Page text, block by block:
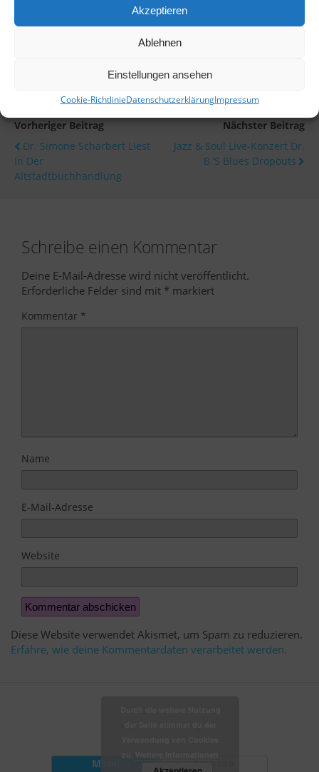
Akzeptieren
Ablehnen
Einstellungen ansehen
Cookie-RichtlinieDatenschutzerklärungImpressum
Vorheriger Beitrag
Dr. Simone Scharbert Liest
In Der
Altstadtbuchhandlung
Nächster Beitrag
Jazz & Soul Live-Konzert Dr.
B.‘s Blues Dropouts
Schreibe einen Kommentar
Deine E-Mail-Adresse wird nicht veröffentlicht.
Erforderliche Felder sind mit * markiert
Kommentar *
Name
E-Mail-Adresse
Website
Diese Website verwendet Akismet, um Spam zu reduzieren.
Erfahre, wie deine Kommentardaten verarbeitet werden.
Zum Seitenanfang
Mobil Desktop
der Seite stimmst du der
Weitere Informationen